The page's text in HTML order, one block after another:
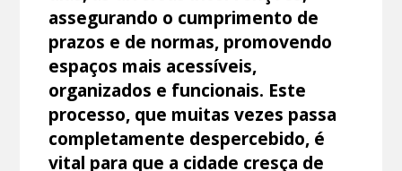
assegurando o cumprimento de
prazos e de normas, promovendo
espaços mais acessíveis,
organizados e funcionais. Este
processo, que muitas vezes passa
completamente despercebido, é
vital para que a cidade cresça de